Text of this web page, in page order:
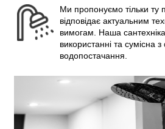
Ми пропонуємо тільки ту
відповідає актуальним
вимогам. Наша
використанні та сумісна
водопостачання.